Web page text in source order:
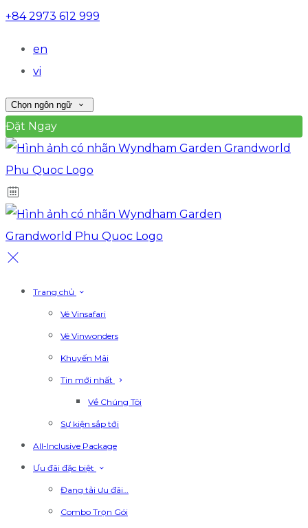
+84 2973 612 999
en
vi
Chọn ngôn ngữ
Đặt Ngay
Trang chủ
Vé Vinsafari
Vé Vinwonders
Khuyến Mãi
Tin mới nhất
Về Chúng Tôi
Sự kiện sắp tới
All-Inclusive Package
Ưu đãi đặc biệt
Đang tải ưu đãi…
Combo Trọn Gói